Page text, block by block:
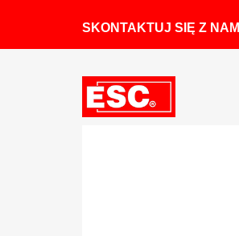
SKONTAKTUJ SIĘ Z NAMI